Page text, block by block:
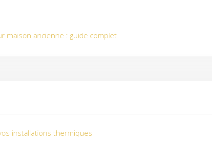
maison ancienne : guide complet
installations thermiques